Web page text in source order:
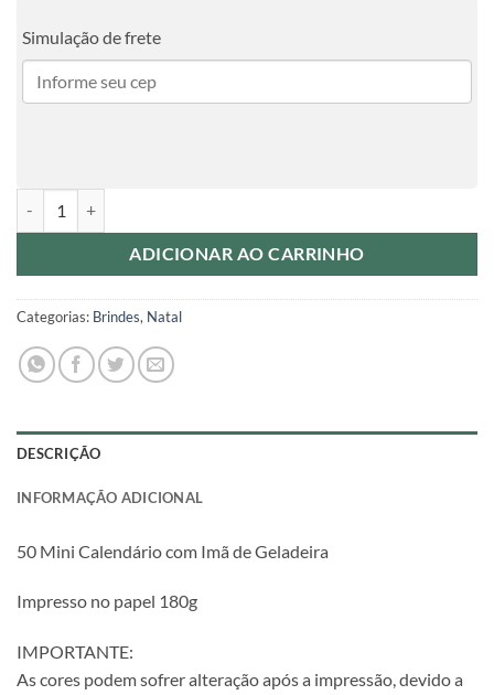
Simulação de frete
ADICIONAR AO CARRINHO
Categorias: Brindes, Natal
DESCRIÇÃO
INFORMAÇÃO ADICIONAL
50 Mini Calendário com Imã de Geladeira
Impresso no papel 180g
IMPORTANTE:
As cores podem sofrer alteração após a impressão, devido a